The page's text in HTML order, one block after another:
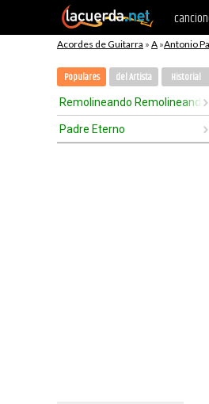
Acordes de Guitarra » A »Antonio
Populares del Artista Historial
Remolineando Remolineando
Padre Eterno